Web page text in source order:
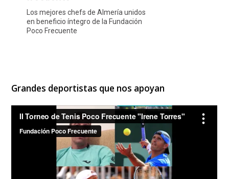
Grandes deportistas que nos apoyan